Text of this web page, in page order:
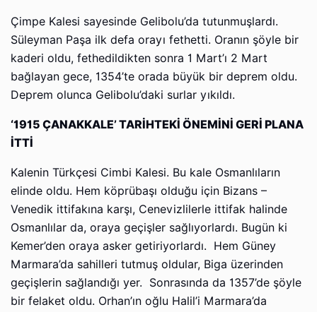
Çimpe Kalesi sayesinde Gelibolu’da tutunmuşlardı.
Süleyman Paşa ilk defa orayı fethetti. Oranın şöyle bir
kaderi oldu, fethedildikten sonra 1 Mart’ı 2 Mart
bağlayan gece, 1354’te orada büyük bir deprem oldu.
Deprem olunca Gelibolu’daki surlar yıkıldı.
‘1915 ÇANAKKALE’ TARİHTEKİ ÖNEMİNİ GERİ PLANA
İTTİ
Kalenin Türkçesi Cimbi Kalesi. Bu kale Osmanlıların
elinde oldu. Hem köprübaşı olduğu için Bizans –
Venedik ittifakına karşı, Cenevizlilerle ittifak halinde
Osmanlılar da, oraya geçişler sağlıyorlardı. Bugün ki
Kemer’den oraya asker getiriyorlardı. Hem Güney
Marmara’da sahilleri tutmuş oldular, Biga üzerinden
geçişlerin sağlandığı yer. Sonrasında da 1357’de şöyle
bir felaket oldu. Orhan’ın oğlu Halil’i Marmara’da